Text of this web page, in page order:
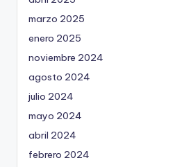
marzo 2025
enero 2025
noviembre 2024
agosto 2024
julio 2024
mayo 2024
abril 2024
febrero 2024